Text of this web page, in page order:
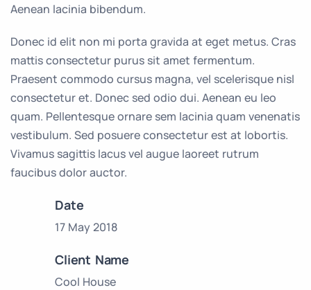
Aenean lacinia bibendum.
Donec id elit non mi porta gravida at eget metus. Cras
mattis consectetur purus sit amet fermentum.
Praesent commodo cursus magna, vel scelerisque nisl
consectetur et. Donec sed odio dui. Aenean eu leo
quam. Pellentesque ornare sem lacinia quam venenatis
vestibulum. Sed posuere consectetur est at lobortis.
Vivamus sagittis lacus vel augue laoreet rutrum
faucibus dolor auctor.
Date
17 May 2018
Client Name
Cool House